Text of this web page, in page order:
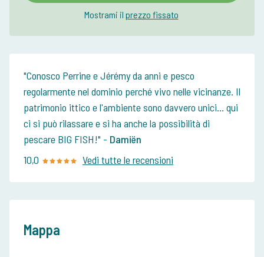
Mostrami il prezzo fissato
Conosco Perrine e Jérémy da anni e pesco
regolarmente nel dominio perché vivo nelle vicinanze. Il
patrimonio ittico e l'ambiente sono davvero unici... qui
ci si può rilassare e si ha anche la possibilità di
pescare BIG FISH! - Damiën
10,0
Vedi tutte le recensioni
Mappa